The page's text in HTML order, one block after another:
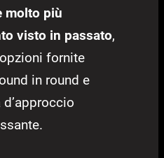
molto più
visto in passato,
fornite
in round e